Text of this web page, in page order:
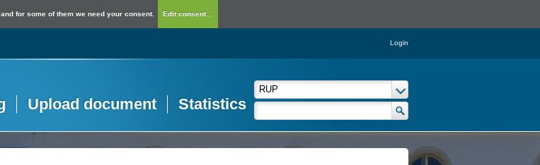
for some of them we need your consent. Edit consent...
Login
Upload document Statistics